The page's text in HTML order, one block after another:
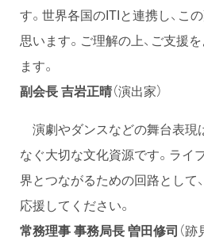
す。世界各国のITIと連携し、こ
思います。ご理解の上、ご支援
ます。
副会長 吉岩正晴（演出家）
演劇やダンスなどの舞台表現
なぐ大切な文化資源です。ライ
界とつながるための回路として
応援してください。
常務理事 事務局長 曽田修司 （